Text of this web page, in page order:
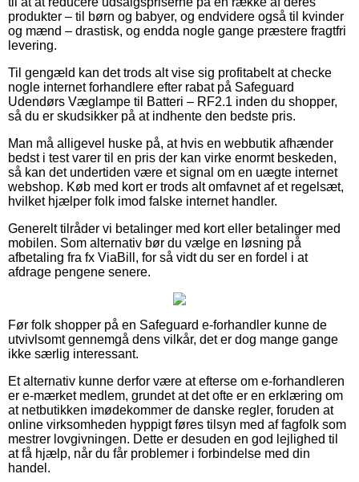
produkter – til børn og babyer, og endvidere også til kvinder
og mænd – drastisk, og endda nogle gange præstere fragtfri
levering.
Til gengæld kan det trods alt vise sig profitabelt at checke
nogle internet forhandlere efter rabat på Safeguard
Udendørs Væglampe til Batteri – RF2.1 inden du shopper,
så du er skudsikker på at indhente den bedste pris.
Man må alligevel huske på, at hvis en webbutik afhænder
bedst i test varer til en pris der kan virke enormt beskeden,
så kan det undertiden være et signal om en uægte internet
webshop. Køb med kort er trods alt omfavnet af et regelsæt,
hvilket hjælper folk imod falske internet handler.
Generelt tilråder vi betalinger med kort eller betalinger med
mobilen. Som alternativ bør du vælge en løsning på
afbetaling fra fx ViaBill, for så vidt du ser en fordel i at
afdrage pengene senere.
Før folk shopper på en Safeguard e-forhandler kunne de
utvivlsomt gennemgå dens vilkår, det er dog mange gange
ikke særlig interessant.
Et alternativ kunne derfor være at efterse om e-forhandleren
er e-mærket medlem, grundet at det ofte er en erklæring om
at netbutikken imødekommer de danske regler, foruden at
online virksomheden hyppigt føres tilsyn med af fagfolk som
mestrer lovgivningen. Dette er desuden en god lejlighed til
at få hjælp, når du får problemer i forbindelse med din
handel.